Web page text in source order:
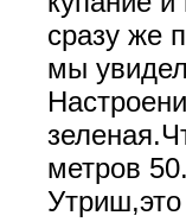
сразу же
мы
метров